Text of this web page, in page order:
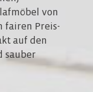
von
fairen Preis-
auf den
sauber